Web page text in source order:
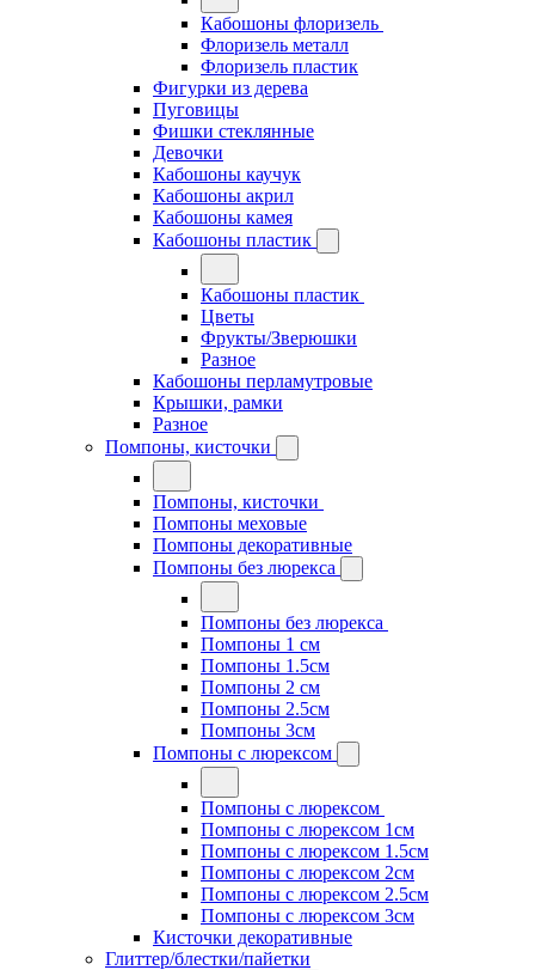
Кабошоны флоризель
Флоризель металл
Флоризель пластик
Фигурки из дерева
Пуговицы
Фишки стеклянные
Девочки
Кабошоны каучук
Кабошоны акрил
Кабошоны камея
Кабошоны пластик
Кабошоны пластик
Цветы
Фрукты/Зверюшки
Разное
Кабошоны перламутровые
Крышки, рамки
Разное
Помпоны, кисточки
Помпоны, кисточки
Помпоны меховые
Помпоны декоративные
Помпоны без люрекса
Помпоны без люрекса
Помпоны 1 см
Помпоны 1.5см
Помпоны 2 см
Помпоны 2.5см
Помпоны 3см
Помпоны с люрексом
Помпоны с люрексом
Помпоны с люрексом 1см
Помпоны с люрексом 1.5см
Помпоны с люрексом 2см
Помпоны с люрексом 2.5см
Помпоны с люрексом 3см
Кисточки декоративные
Глиттер/блестки/пайетки